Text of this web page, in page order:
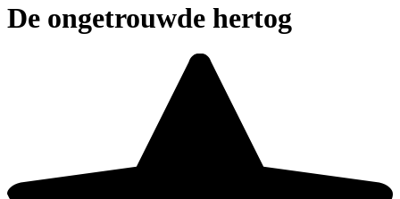
De ongetrouwde hertog